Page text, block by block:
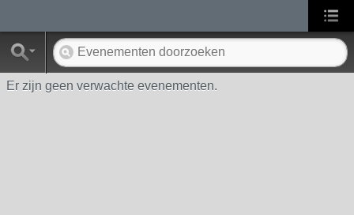
Er zijn geen verwachte evenementen.